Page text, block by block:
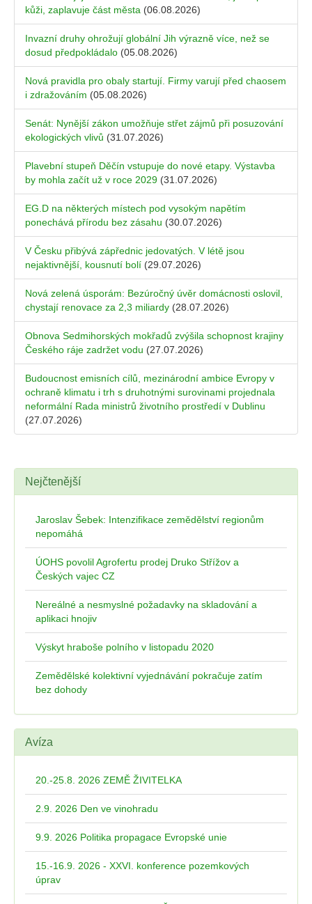
kůži, zaplavuje část města (06.08.2026)
Invazní druhy ohrožují globální Jih výrazně více, než se
dosud předpokládalo (05.08.2026)
Nová pravidla pro obaly startují. Firmy varují před chaosem
i zdražováním (05.08.2026)
Senát: Nynější zákon umožňuje střet zájmů při posuzování
ekologických vlivů (31.07.2026)
Plavební stupeň Děčín vstupuje do nové etapy. Výstavba
by mohla začít už v roce 2029 (31.07.2026)
EG.D na některých místech pod vysokým napětím
ponechává přírodu bez zásahu (30.07.2026)
V Česku přibývá zápřednic jedovatých. V létě jsou
nejaktivnější, kousnutí bolí (29.07.2026)
Nová zelená úsporám: Bezúročný úvěr domácnosti oslovil,
chystají renovace za 2,3 miliardy (28.07.2026)
Obnova Sedmihorských mokřadů zvýšila schopnost krajiny
Českého ráje zadržet vodu (27.07.2026)
Budoucnost emisních cílů, mezinárodní ambice Evropy v
ochraně klimatu i trh s druhotnými surovinami projednala
neformální Rada ministrů životního prostředí v Dublinu
(27.07.2026)
Nejčtenější
Jaroslav Šebek: Intenzifikace zemědělství regionům
nepomáhá
ÚOHS povolil Agrofertu prodej Druko Střížov a
Českých vajec CZ
Nereálné a nesmyslné požadavky na skladování a
aplikaci hnojiv
Výskyt hraboše polního v listopadu 2020
Zemědělské kolektivní vyjednávání pokračuje zatím
bez dohody
Avíza
20.-25.8. 2026 ZEMĚ ŽIVITELKA
2.9. 2026 Den ve vinohradu
9.9. 2026 Politika propagace Evropské unie
15.-16.9. 2026 - XXVI. konference pozemkových
úprav